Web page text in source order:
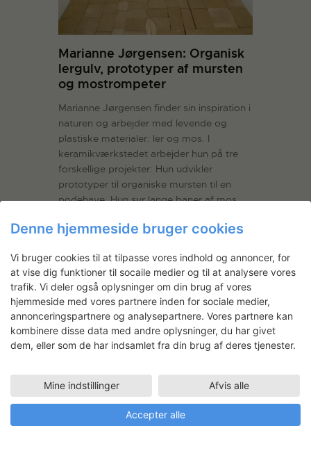
Marianne Jørgensen: Organisk
lergulv, prototyper af mursten
og mostrompeter
Marianne Jørgensen finder sin inspiration i
naturen og arbejder med levende og
plastiske materialer: ler og mos. I
keramikværkstedet arbejder hun på tre
forskellige projekter: Hun udvikler
prototyper til organiske mursten til en
podehave. Hun syr lange baner af mos
mere
LÆS MERE
Marianne Jørgensen: Entropia
Denne hjemmeside bruger cookies
Vi bruger cookies til at tilpasse vores indhold og annoncer, for
at vise dig funktioner til socaile medier og til at analysere vores
trafik. Vi deler også oplysninger om din brug af vores
hjemmeside med vores partnere inden for sociale medier,
annonceringspartnere og analysepartnere. Vores partnere kan
kombinere disse data med andre oplysninger, du har givet
dem, eller som de har indsamlet fra din brug af deres tjenester.
Mine indstillinger Afvis alle
Accepter alle